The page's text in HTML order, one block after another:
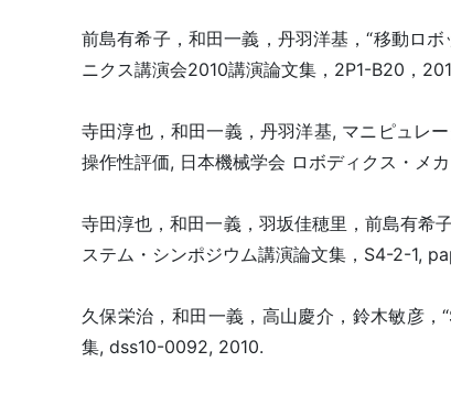
前島有希子，和田一義，丹羽洋基，“移動ロ
ニクス講演会2010講演論文集，2P1-B20，
寺田淳也，和田一義，丹羽洋基, マニピュレ
操作性評価, 日本機械学会 ロボディクス・
寺田淳也，和田一義，羽坂佳穂里，前島有希
ステム・シンポジウム講演論文集，S4-2-1,
久保栄治，和田一義，高山慶介，鈴木敏彦
集, dss10-0092, 2010.